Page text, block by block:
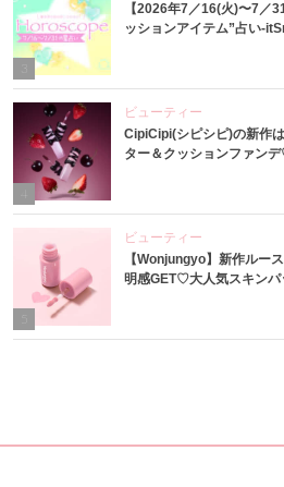
3
【2026年7／16(火)〜7／
ッションアイテム”占い-
4
ビューティー
CipiCipi(シピシピ)の新作
ター＆クッションファン
ビューティー
【Wonjungyo】新作ルー
明感GET♡大人気スキンパ